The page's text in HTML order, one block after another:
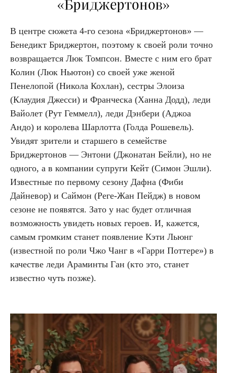
«Бриджертонов»
В центре сюжета 4-го сезона «Бриджертонов» —
Бенедикт Бриджертон, поэтому к своей роли точно
возвращается Люк Томпсон. Вместе с ним его брат
Колин (Люк Ньютон) со своей уже женой
Пенелопой (Никола Кохлан), сестры Элоиза
(Клаудия Джесси) и Франческа (Ханна Додд), леди
Вайолет (Рут Геммелл), леди Дэнбери (Аджоа
Андо) и королева Шарлотта (Голда Рошевель).
Увидят зрители и старшего в семействе
Бриджертонов — Энтони (Джонатан Бейли), но не
одного, а в компании супруги Кейт (Симон Эшли).
Известные по первому сезону Дафна (Фиби
Дайневор) и Саймон (Реге-Жан Пейдж) в новом
сезоне не появятся. Зато у нас будет отличная
возможность увидеть новых героев. И, кажется,
самым громким станет появление Кэти Льюнг
(известной по роли Чжо Чанг в «Гарри Поттере») в
качестве леди Араминты Ган (кто это, станет
известно чуть позже).